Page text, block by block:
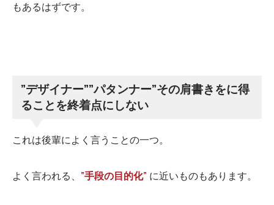
もあるはずです。
”デザイナー””パタンナー”その肩書きをに得
ることを終着点にしない
これは後輩によく言うことの一つ。
よく言われる、 ”手段の目的化” に近いものもあります。